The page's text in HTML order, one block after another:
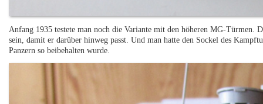
Anfang 1935 testete man noch die Variante mit den höheren MG-Türmen.
sein, damit er darüber hinweg passt. Und man hatte den Sockel des
Panzern so beibehalten wurde.